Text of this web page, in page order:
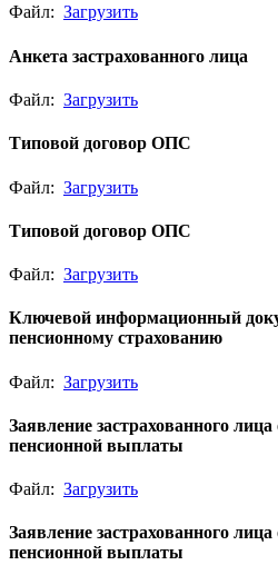
Файл: Загрузить
Анкета застрахованного лица
Файл: Загрузить
Типовой договор ОПС
Файл: Загрузить
Типовой договор ОПС
Файл: Загрузить
Ключевой информационный
пенсионному страхованию
Файл: Загрузить
Заявление застрахованного
пенсионной выплаты
Файл: Загрузить
Заявление застрахованного
пенсионной выплаты